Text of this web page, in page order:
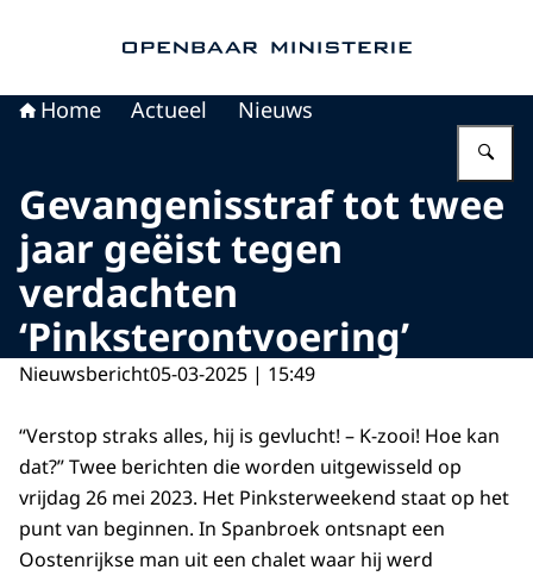
Home Actueel Nieuws
Gevangenisstraf tot twee
jaar geëist tegen
verdachten
‘Pinksterontvoering’
Nieuwsbericht05-03-2025 | 15:49
“Verstop straks alles, hij is gevlucht! – K-zooi! Hoe kan
dat?” Twee berichten die worden uitgewisseld op
vrijdag 26 mei 2023. Het Pinksterweekend staat op het
punt van beginnen. In Spanbroek ontsnapt een
Oostenrijkse man uit een chalet waar hij werd